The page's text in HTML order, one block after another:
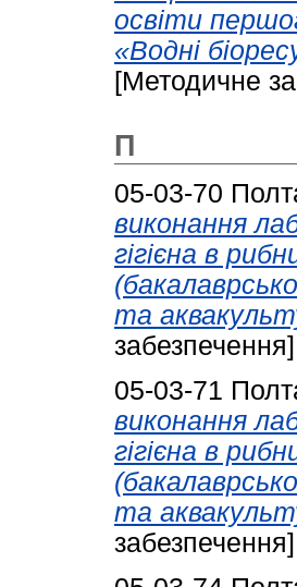
освіти
«Водні
[Методичне
П
05-03-70
виконання
гігієна в
та
забезпечення]
05-03-71
виконання
гігієна в
та
забезпечення]